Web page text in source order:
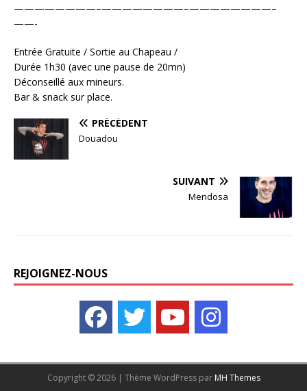
————————–————————–————————–
——-
Entrée Gratuite / Sortie au Chapeau /
Durée 1h30 (avec une pause de 20mn)
Déconseillé aux mineurs.
Bar & snack sur place.
PRÉCÉDENT
Douadou
SUIVANT
Mendosa
REJOIGNEZ-NOUS
Copyright © 2026 | Thème WordPress par MH Themes